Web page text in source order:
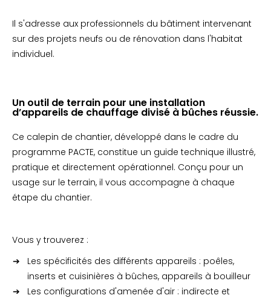
Il s'adresse aux professionnels du bâtiment intervenant
sur des projets neufs ou de rénovation dans l'habitat
individuel.
Un outil de terrain pour une installation
d’appareils de chauffage divisé à bûches réussie.
Ce calepin de chantier, développé dans le cadre du
programme PACTE, constitue un guide technique illustré,
pratique et directement opérationnel. Conçu pour un
usage sur le terrain, il vous accompagne à chaque
étape du chantier.
Vous y trouverez :
Les spécificités des différents appareils : poêles,
inserts et cuisinières à bûches, appareils à bouilleur
Les configurations d'amenée d'air : indirecte et